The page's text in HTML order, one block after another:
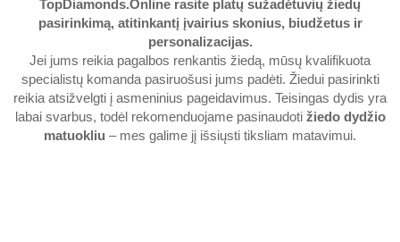
TopDiamonds.Online rasite platų sužadėtuvių žiedų
pasirinkimą, atitinkantį įvairius skonius, biudžetus ir
personalizacijas.
Jei jums reikia pagalbos renkantis žiedą, mūsų kvalifikuota
specialistų komanda pasiruošusi jums padėti. Žiedui pasirinkti
reikia atsižvelgti į asmeninius pageidavimus. Teisingas dydis yra
labai svarbus, todėl rekomenduojame pasinaudoti žiedo dydžio
matuokliu – mes galime jį išsiųsti tiksliam matavimui.